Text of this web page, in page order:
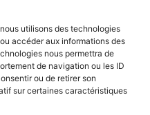
utilisons des technologies
accéder aux informations des
nous permettra de
de navigation ou les ID
ou de retirer son
sur certaines caractéristiques